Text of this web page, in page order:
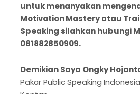
untuk menanyakan
Motivation Mastery atau
Speaking silahkan hubungi
081882850909.
Demikian Saya Ongky
Pakar Public Speaking